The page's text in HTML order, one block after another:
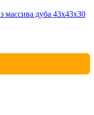
массива дуба 43х43х30